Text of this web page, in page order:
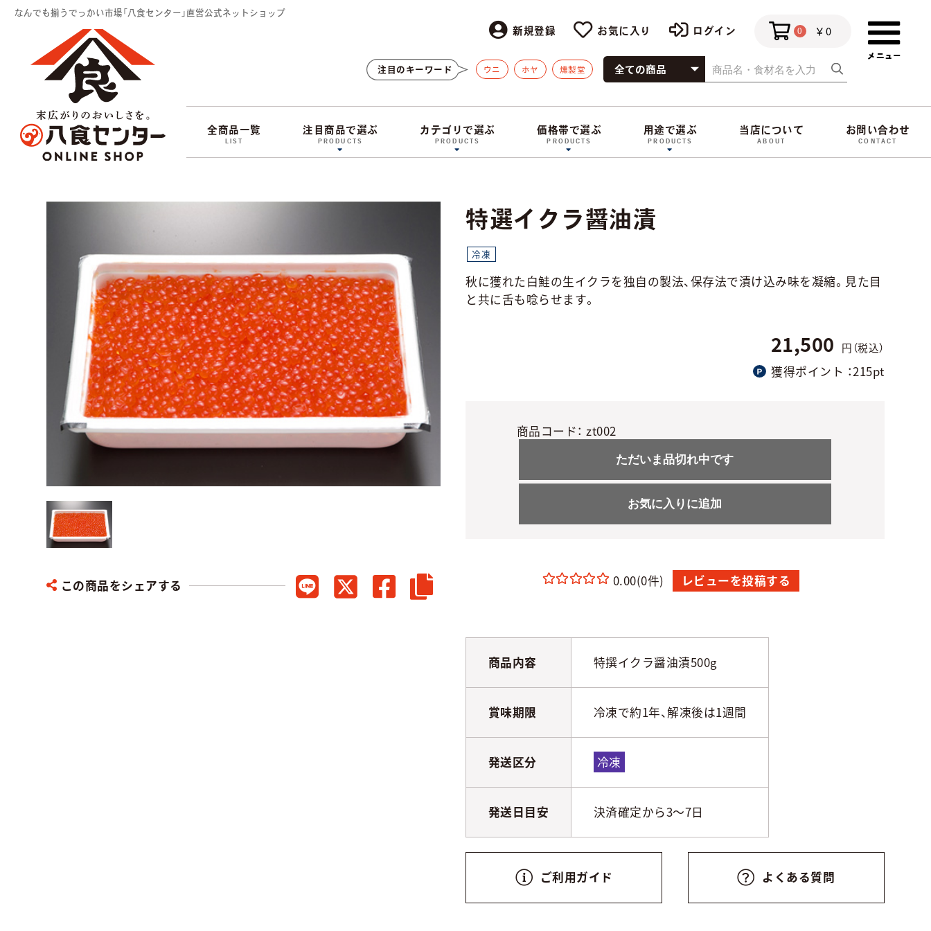
なんでも揃うでっかい市場「八食センター」直営公式ネットショップ
新規登録 お気に入り ログイン 0 ￥0
注目のキーワード ウニ ホヤ 燻製堂
全商品一覧
LIST
注目商品で選ぶ
PRODUCTS
カテゴリで選ぶ
PRODUCTS
価格帯で選ぶ
PRODUCTS
用途で選ぶ
PRODUCTS
当店について
ABOUT
お問い合わせ
CONTACT
この商品をシェアする
特選イクラ醤油漬
0.00(0件) レビューを投稿する
冷凍
21,500 円（税込）
獲得ポイント ：215pt
商品コード： zt002
ただいま品切れ中です
お気に入りに追加
秋に獲れた白鮭の生イクラを独自の製法、保存法で漬け込み味を凝縮。見た目
と共に舌も唸らせます。
商品内容 特撰イクラ醤油漬500g
賞味期限 冷凍で約1年、解凍後は1週間
発送区分 冷凍
発送日目安 決済確定から3～7日
ご利用ガイド よくある質問